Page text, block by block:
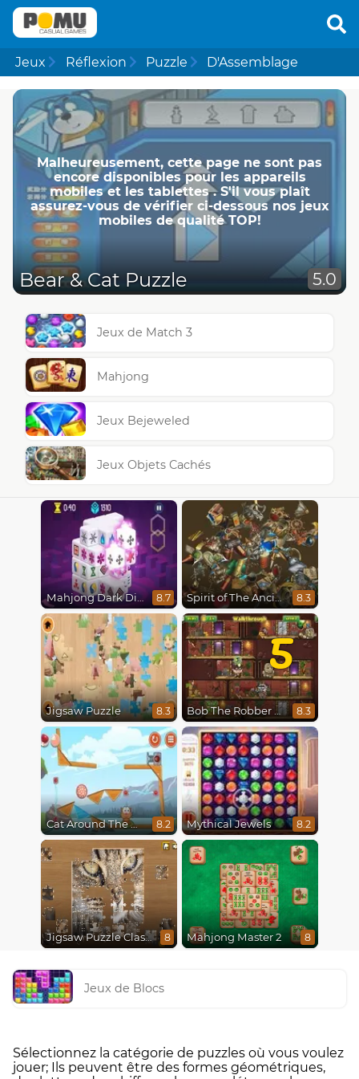
Jeux Réflexion Puzzle D'Assemblage
Malheureusement, cette page ne ​​sont pas
encore disponibles pour les appareils
mobiles et les tablettes . S'il vous plaît
assurez-vous de vérifier ci-dessous nos jeux
mobiles de qualité TOP!
Bear & Cat Puzzle 5.0
Jeux de Match 3
Mahjong
Jeux Bejeweled
Jeux Objets Cachés
Mahjong Dark Dimensions 8.7 Spirit of The Ancient Forest 8.3
Jigsaw Puzzle 8.3
5
Bob The Robber 5 The Temple Adventure 8.3
Cat Around The World 8.2 Mythical Jewels 8.2
Jigsaw Puzzle Classic 8 Mahjong Master 2 8
Jeux de Blocs
Sélectionnez la catégorie de puzzles où vous voulez
jouer; Ils peuvent être des formes géométriques,